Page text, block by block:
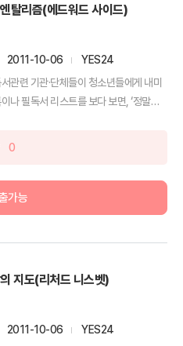
탈리즘(에드워드 사이드)
2011-10-06
YES24
관련 기관·단체들이 청소년들에게 내미
나 필독서 리스트를 보다 보면, ‘정말로
0
가능
지도(리처드 니스벳)
2011-10-06
YES24